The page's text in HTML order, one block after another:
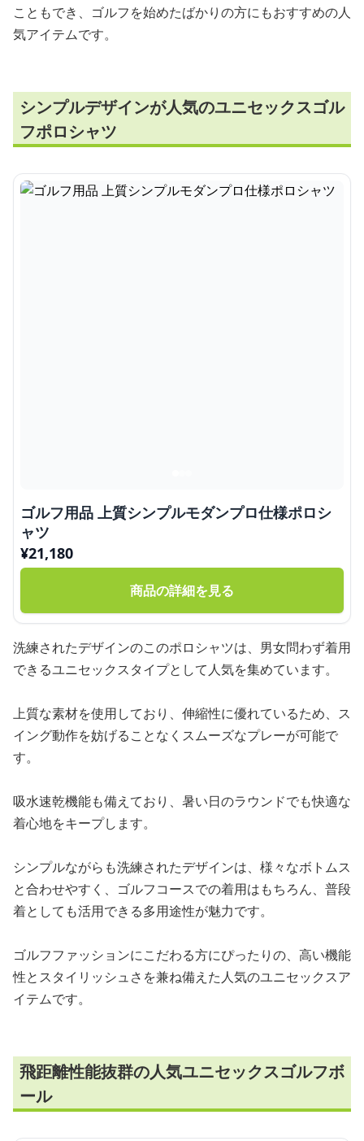
こともでき、ゴルフを始めたばかりの方にもおすすめの人
気アイテムです。
シンプルデザインが人気のユニセックスゴル
フポロシャツ
ゴルフ用品 上質シンプルモダンプロ仕様ポロシ
ャツ
¥21,180
商品の詳細を見る
洗練されたデザインのこのポロシャツは、男女問わず着用
できるユニセックスタイプとして人気を集めています。
上質な素材を使用しており、伸縮性に優れているため、ス
イング動作を妨げることなくスムーズなプレーが可能で
す。
吸水速乾機能も備えており、暑い日のラウンドでも快適な
着心地をキープします。
シンプルながらも洗練されたデザインは、様々なボトムス
と合わせやすく、ゴルフコースでの着用はもちろん、普段
着としても活用できる多用途性が魅力です。
ゴルフファッションにこだわる方にぴったりの、高い機能
性とスタイリッシュさを兼ね備えた人気のユニセックスア
イテムです。
飛距離性能抜群の人気ユニセックスゴルフボ
ール